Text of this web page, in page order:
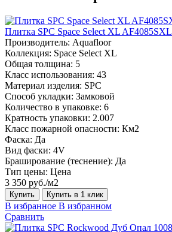
Плитка SPC Space Select XL AF4085SXL
Производитель: Aquafloor
Коллекция: Space Select XL
Общая толщина: 5
Класс использования: 43
Материал изделия: SPC
Способ укладки: Замковой
Количество в упаковке: 6
Кратность упаковки: 2.007
Класс пожарной опасности: Км2
Фаска: Да
Вид фаски: 4V
Браширование (теснение): Да
Тип цены: Цена
3 350 руб./м2
Купить Купить в 1 клик
В избранное В избранном
Сравнить